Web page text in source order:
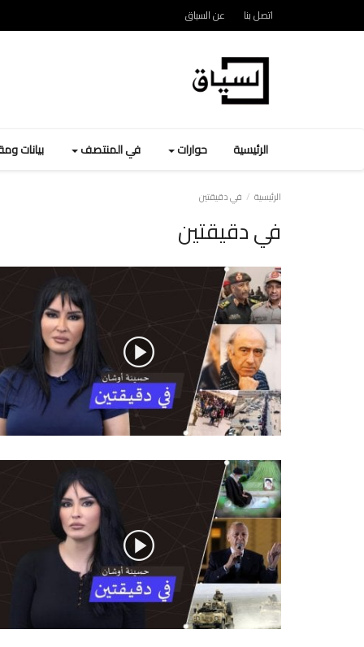
اتصل بنا عن السياق
الرئيسية حوارات في المنتصف بيانات
الرئيسية في دقيقتين
في دقيقتين